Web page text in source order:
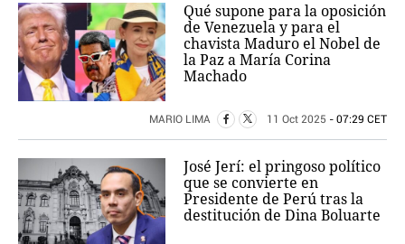
Qué supone para la oposición
de Venezuela y para el
chavista Maduro el Nobel de
la Paz a María Corina
Machado
MARIO LIMA 11 Oct 2025 - 07:29 CET
José Jerí: el pringoso político
que se convierte en
Presidente de Perú tras la
destitución de Dina Boluarte